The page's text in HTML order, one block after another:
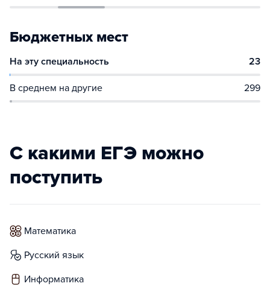
Бюджетных мест
На эту специальность 23
В среднем на другие 299
С какими ЕГЭ можно
поступить
математика
русский язык
информатика